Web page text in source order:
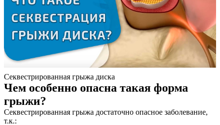
Секвестрированная грыжа диска
Чем особенно опасна такая форма
грыжи?
Секвестрированная грыжа достаточно опасное заболевание,
т.к.: